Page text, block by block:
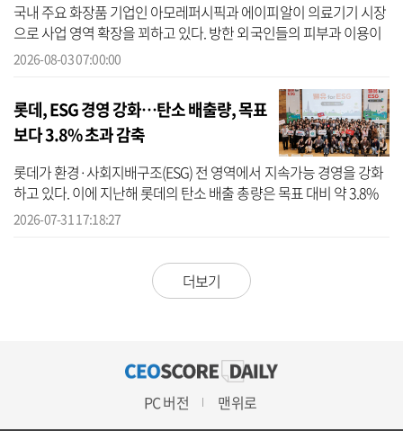
국내 주요 화장품 기업인 아모레퍼시픽과 에이피알이 의료기기 시장
으로 사업 영역 확장을 꾀하고 있다. 방한 외국인들의 피부과 이용이
증가함에 따라, 뷰티업계 역시 화장품 중심의 사업 구조에서 벗어나
2026-08-03 07:00:00
롯데, ESG 경영 강화…탄소 배출량, 목표
보다 3.8% 초과 감축
롯데가 환경·사회지배구조(ESG) 전 영역에서 지속가능 경영을 강화
하고 있다. 이에 지난해 롯데의 탄소 배출 총량은 목표 대비 약 3.8%
초과 감축됐다. 31일 롯데의 지속가능경영보고서에 따르면 해당 기
2026-07-31 17:18:27
더보기
PC 버전 맨위로